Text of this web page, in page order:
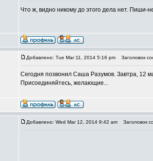
Что ж, видно никому до этого дела нет. Пиши-
Добавлено: Tue Mar 11, 2014 5:16 pm Заголовок
Сегодня позвонил Саша Разумов. Завтра, 12
Присоединяйтесь, желающие...
Добавлено: Wed Mar 12, 2014 9:42 am Заголовок